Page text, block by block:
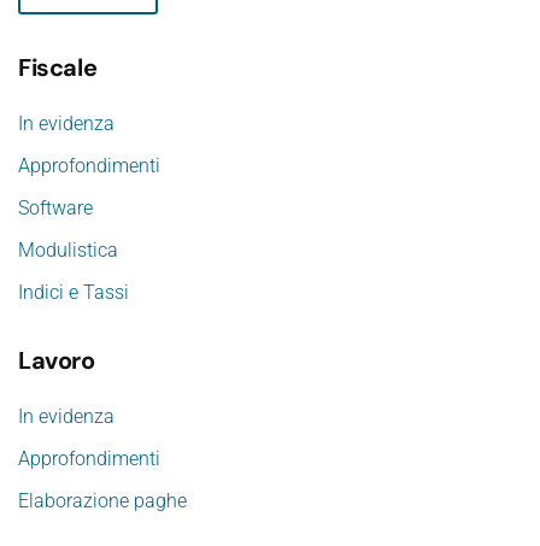
Fiscale
In evidenza
Approfondimenti
Software
Modulistica
Indici e Tassi
Lavoro
In evidenza
Approfondimenti
Elaborazione paghe